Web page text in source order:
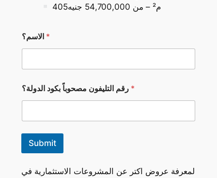
405م² – من 54,700,000 جنيه
الاسم؟ *
م
ص
اً
ق
رقم التليفون مصحوباً بكود الدولة؟ *
Submit
لمعرفة عروض اكتر عن المشروعات الاستثمارية في